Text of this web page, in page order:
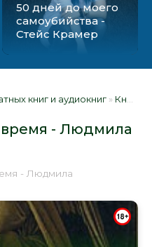
50 дней до моего
самоубийства -
Стейс Крамер
книг и аудиокниг » Книги
- Людмила
- Людмила